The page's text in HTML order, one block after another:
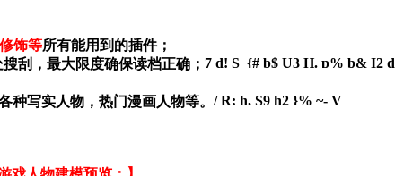
饰等所有能用到的插件；
刮，最大限度确保读档正确； 7 d! S {# b$ U3 H. p% b& I2 d
种写实人物，热门漫画人物等。 / R: h, S9 h2 }% ~- V